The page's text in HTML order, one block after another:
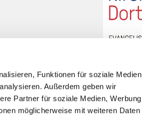
Funktionen für soziale Medien
Außerdem geben wir
Partner für soziale Medien, Werbung
möglicherweise mit weiteren Daten